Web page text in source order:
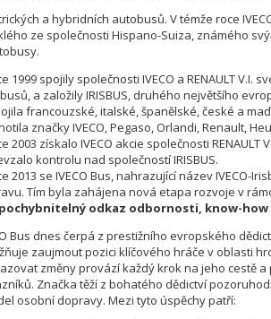
a hybridních autobusů. V témže roce
ze společnosti Hispano-Suiza, známého
1999 spojily společnosti IVECO a RENAULT
a založily IRISBUS, druhého největšího
francouzské, italské, španělské, české a
značky IVECO, Pegaso, Orlandi, Renault,
2003 získalo IVECO akcie společnosti
kontrolu nad společností IRISBUS.
2013 se IVECO Bus, nahrazující název IVECO-
Tím byla zahájena nová etapa rozvoje v
odkaz odbornosti, know-how
Bus dnes čerpá z prestižního evropského
zaujmout pozici klíčového hráče v oblasti
změny provází každý krok na jeho cestě
Značka těží z bohatého dědictví
osobní dopravy. Mezi tyto úspěchy patří: